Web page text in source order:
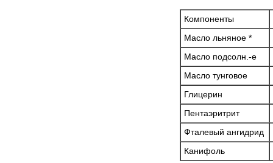
Компоненты
Масло льняное *
Масло подсолн.-е
Масло тунговое
Глицерин
Пентаэритрит
Фталевый ангидрид
Канифоль